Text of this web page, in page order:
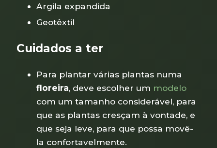
Argila expandida
Geotêxtil
Cuidados a ter
Para plantar várias plantas numa
floreira, deve escolher um modelo
com um tamanho considerável, para
que as plantas cresçam à vontade, e
que seja leve, para que possa movê-
la confortavelmente.